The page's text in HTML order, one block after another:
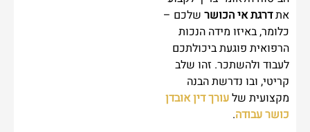
אתדרגת אי הכושר שלכם –
כלומר, באיזו מידה הנכות
הרפואית פוגעת ביכולתכם
לעבוד ולהשתכר. זהו שלב
קריטי, ובו נדרשת הבנה
מקצועית שלעורך דין אובדן
כושר עבודה.